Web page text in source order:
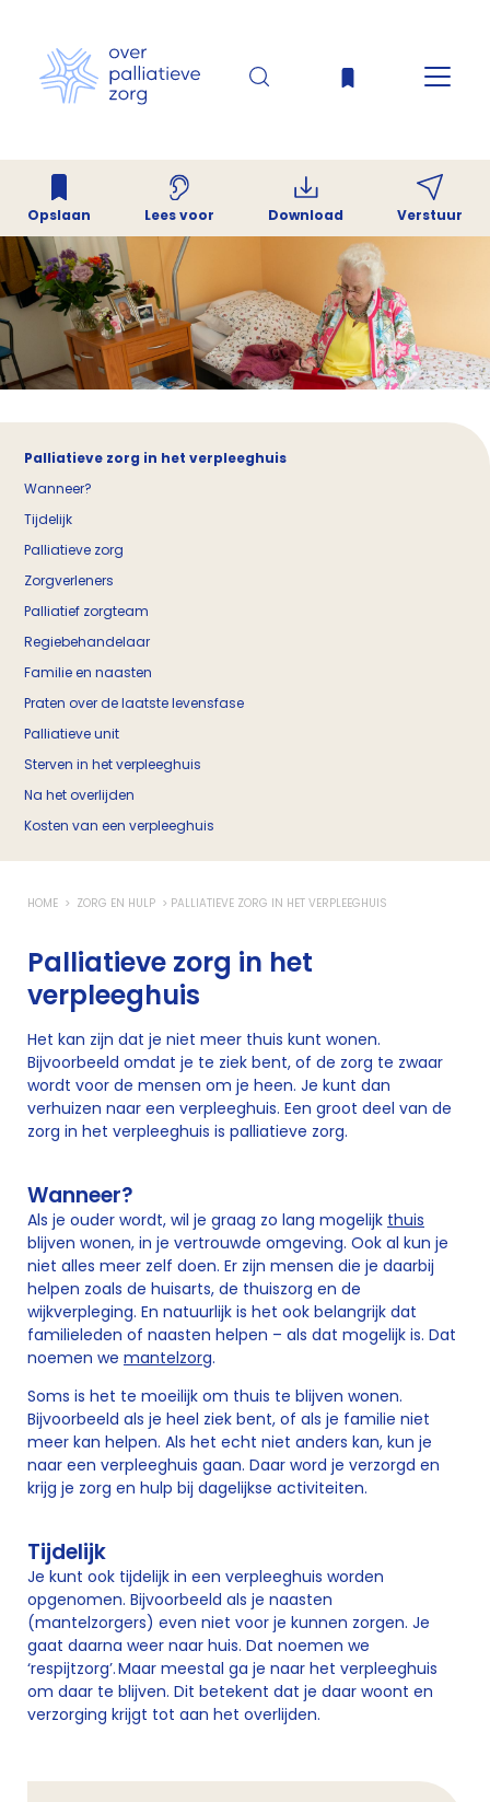
Palliatieve zorg in het verpleeghuis
Wanneer?
Tijdelijk
Palliatieve zorg
Zorgverleners
Palliatief zorgteam
Regiebehandelaar
Familie en naasten
Praten over de laatste levensfase
Palliatieve unit
Sterven in het verpleeghuis
Na het overlijden
Kosten van een verpleeghuis
HOME ZORG EN HULP PALLIATIEVE ZORG IN HET VERPLEEGHUIS
Palliatieve zorg in het
verpleeghuis
Het kan zijn dat je niet meer thuis kunt wonen.
Bijvoorbeeld omdat je te ziek bent, of de zorg te zwaar
wordt voor de mensen om je heen. Je kunt dan
verhuizen naar een verpleeghuis. Een groot deel van de
zorg in het verpleeghuis is palliatieve zorg.
Opslaan Lees voor Download Verstuur
Wanneer?
Als je ouder wordt, wil je graag zo lang mogelijk thuis
blijven wonen, in je vertrouwde omgeving. Ook al kun je
niet alles meer zelf doen. Er zijn mensen die je daarbij
helpen zoals de huisarts, de thuiszorg en de
wijkverpleging. En natuurlijk is het ook belangrijk dat
familieleden of naasten helpen – als dat mogelijk is. Dat
noemen we mantelzorg.
Soms is het te moeilijk om thuis te blijven wonen.
Bijvoorbeeld als je heel ziek bent, of als je familie niet
meer kan helpen. Als het echt niet anders kan, kun je
naar een verpleeghuis gaan. Daar word je verzorgd en
krijg je zorg en hulp bij dagelijkse activiteiten.
Tijdelijk
Je kunt ook tijdelijk in een verpleeghuis worden
opgenomen. Bijvoorbeeld als je naasten
(mantelzorgers) even niet voor je kunnen zorgen. Je
gaat daarna weer naar huis. Dat noemen we
‘respijtzorg’. Maar meestal ga je naar het verpleeghuis
om daar te blijven. Dit betekent dat je daar woont en
verzorging krijgt tot aan het overlijden.